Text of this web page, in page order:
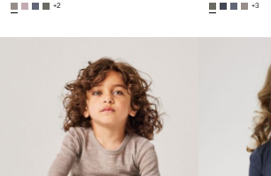
+2 +3